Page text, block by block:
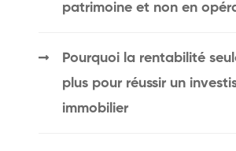
patrimoine et non en
Pourquoi la rentabilité
plus pour réussir un
immobilier